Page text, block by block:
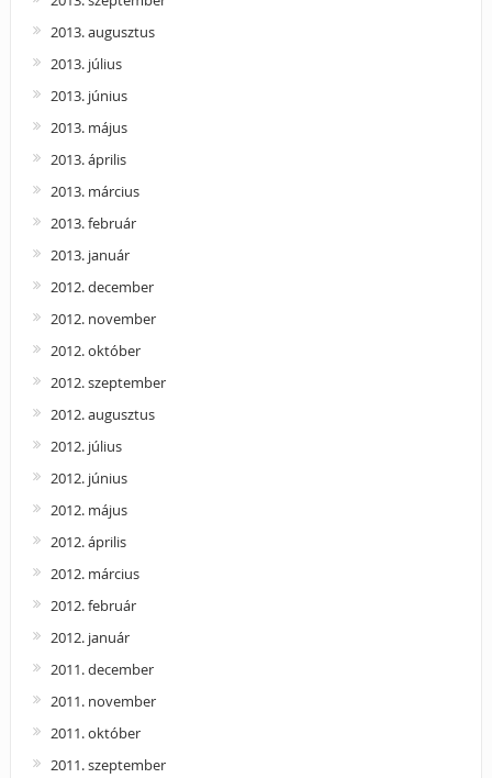
2013. augusztus
2013. július
2013. június
2013. május
2013. április
2013. március
2013. február
2013. január
2012. december
2012. november
2012. október
2012. szeptember
2012. augusztus
2012. július
2012. június
2012. május
2012. április
2012. március
2012. február
2012. január
2011. december
2011. november
2011. október
2011. szeptember